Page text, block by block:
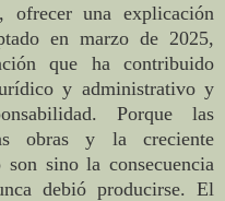
ofrecer una explicación
en marzo de 2025,
que ha contribuido
y administrativo y
Porque las
obras y la creciente
sino la consecuencia
debió producirse. El